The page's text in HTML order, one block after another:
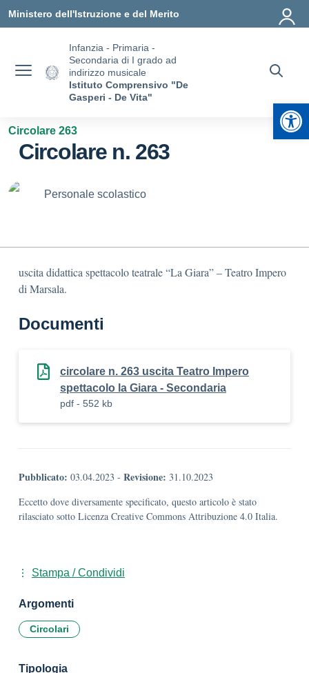
Ministero dell'Istruzione e del Merito
Infanzia - Primaria -
Secondaria di I grado ad
indirizzo musicale
Istituto Comprensivo "De
Gasperi - De Vita"
Circolare 263
Circolare n. 263
Personale scolastico
uscita didattica spettacolo teatrale “La Giara” – Teatro Impero
di Marsala.
Documenti
circolare n. 263 uscita Teatro Impero
spettacolo la Giara - Secondaria
pdf - 552 kb
Pubblicato: 03.04.2023 - Revisione: 31.10.2023
Eccetto dove diversamente specificato, questo articolo è stato
rilasciato sotto Licenza Creative Commons Attribuzione 4.0 Italia.
Stampa / Condividi
Argomenti
Circolari
Tipologia